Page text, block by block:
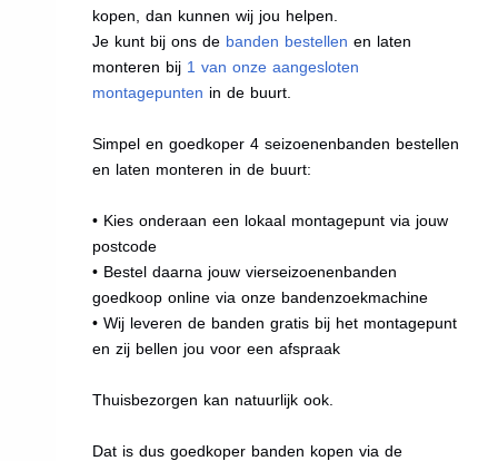
kopen, dan kunnen wij jou helpen.
Je kunt bij ons de banden bestellen en laten
monteren bij 1 van onze aangesloten
montagepunten in de buurt.
Simpel en goedkoper 4 seizoenenbanden bestellen
en laten monteren in de buurt:
• Kies onderaan een lokaal montagepunt via jouw
postcode
• Bestel daarna jouw vierseizoenenbanden
goedkoop online via onze bandenzoekmachine
• Wij leveren de banden gratis bij het montagepunt
en zij bellen jou voor een afspraak
Thuisbezorgen kan natuurlijk ook.
Dat is dus goedkoper banden kopen via de